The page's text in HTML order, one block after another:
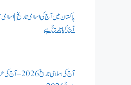
پاکستان میں آج کی اسلامی تاریخ || اسلامی
آج کیا تاریخ ہے
آج کی اسلامی تاریخ 2026 –